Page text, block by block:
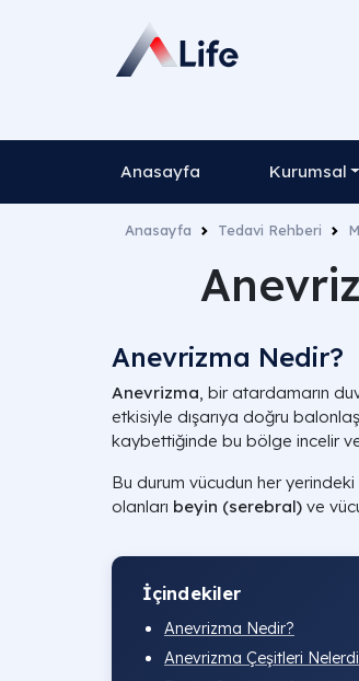
Anasayfa Kurumsal
Anasayfa Tedavi Rehberi
Anevrizma Nedir?
Anevrizma, bir atardamarın
etkisiyle dışarıya doğru
kaybettiğinde bu bölge incelir ve
Bu durum vücudun her
olanları beyin (serebral) ve
İçindekiler
Anevrizma Nedir?
Anevrizma Çeşitleri